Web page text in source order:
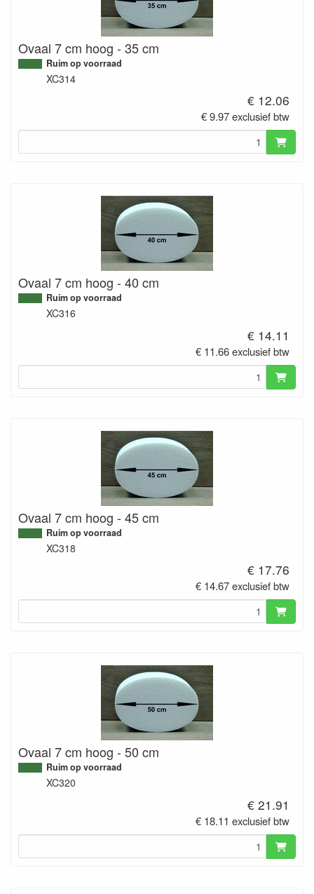
Ovaal 7 cm hoog - 35 cm
Ruim op voorraad
XC314
€ 12.06
€ 9.97 exclusief btw
Ovaal 7 cm hoog - 40 cm
Ruim op voorraad
XC316
€ 14.11
€ 11.66 exclusief btw
Ovaal 7 cm hoog - 45 cm
Ruim op voorraad
XC318
€ 17.76
€ 14.67 exclusief btw
Ovaal 7 cm hoog - 50 cm
Ruim op voorraad
XC320
€ 21.91
€ 18.11 exclusief btw